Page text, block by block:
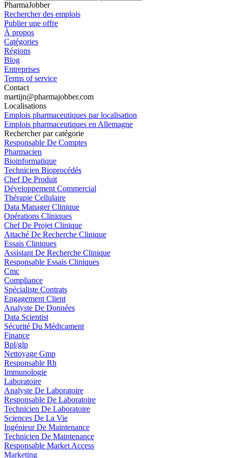
PharmaJobber
Rechercher des emplois
Publier une offre
À propos
Catégories
Régions
Blog
Entreprises
Terms of service
Contact
martijn@pharmajobber.com
Localisations
Emplois pharmaceutiques par localisation
Emplois pharmaceutiques en Allemagne
Rechercher par catégorie
Responsable De Comptes
Pharmacien
Bioinformatique
Technicien Bioprocédés
Chef De Produit
Développement Commercial
Thérapie Cellulaire
Data Manager Clinique
Opérations Cliniques
Chef De Projet Clinique
Attaché De Recherche Clinique
Essais Cliniques
Assistant De Recherche Clinique
Responsable Essais Cliniques
Cmc
Compliance
Spécialiste Contrats
Engagement Client
Analyste De Données
Data Scientist
Sécurité Du Médicament
Finance
Bpl/glp
Nettoyage Gmp
Responsable Rh
Immunologie
Laboratoire
Analyste De Laboratoire
Responsable De Laboratoire
Technicien De Laboratoire
Sciences De La Vie
Ingénieur De Maintenance
Technicien De Maintenance
Responsable Market Access
Marketing